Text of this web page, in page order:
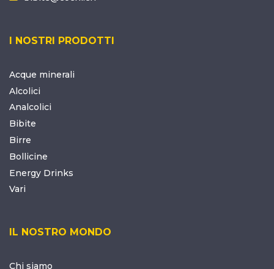
I NOSTRI PRODOTTI
Acque minerali
Alcolici
Analcolici
Bibite
Birre
Bollicine
Energy Drinks
Vari
IL NOSTRO MONDO
Chi siamo